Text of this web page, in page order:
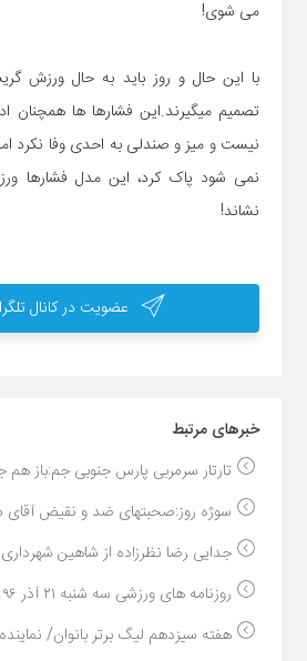
می شوی!
با این حال و روز باید به حال ورزش
تصمیم میگیرند.این فشارها ها همچنان
نیست و میز و صندلی به احدی وفا نکرد
نمی شود پاک کرد، این مدل فشارها
نشاند!
عضویت در کانال
خبر‌های مرتبط
تارتار سرمربی پارس جنوبی جم:باز هم
سوژه روز:صحبتهای ضد و نقیض آقای
جدایی رضا نظرزاده از شاهین
روزنامه های ورزشی سه شنبه ۲۱ آذر ۹۶...
هفته سیزدهم لیگ برتر بانوان/ نماینده بوشهر